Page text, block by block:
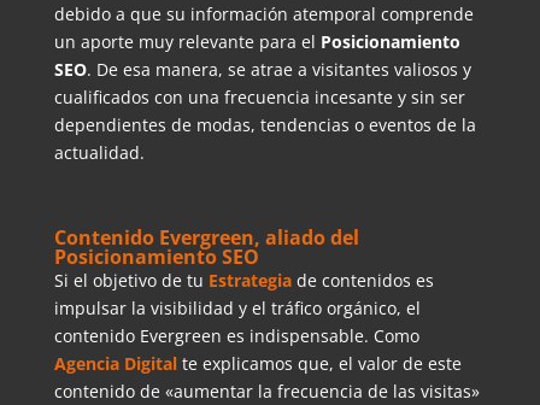
debido a que su información atemporal comprende
un aporte muy relevante para el Posicionamiento
SEO. De esa manera, se atrae a visitantes valiosos y
cualificados con una frecuencia incesante y sin ser
dependientes de modas, tendencias o eventos de la
actualidad.
Contenido Evergreen, aliado del
Posicionamiento SEO
Si el objetivo de tu Estrategia de contenidos es
impulsar la visibilidad y el tráfico orgánico, el
contenido Evergreen es indispensable. Como
Agencia Digitalte explicamos que, el valor de este
contenido de «aumentar la frecuencia de las visitas»